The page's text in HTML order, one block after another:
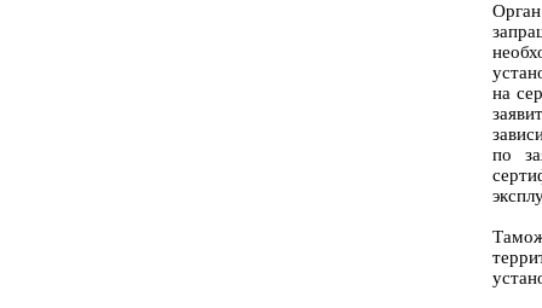
на
по